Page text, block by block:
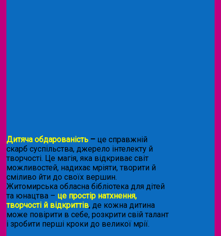
Дитяча обдарованість – це справжній
скарб суспільства, джерело інтелекту й
творчості. Це магія, яка відкриває світ
можливостей, надихає мріяти, творити й
сміливо йти до своїх вершин.
Житомирська обласна бібліотека для дітей
та юнацтва – це простір натхнення,
творчості й відкриттів, де кожна дитина
може повірити в себе, розкрити свій талант
і зробити перші кроки до великої мрії.